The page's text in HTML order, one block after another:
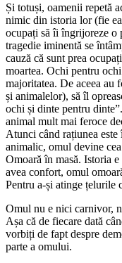
Și totuși, oamenii repetă
nimic din istoria lor (fie
ocupați să îi îngrijoreze o
tragedie iminentă se
cauză că sunt prea
moartea. Ochi pentru
majoritatea. De aceea au
și animalelor), să îl
ochi și dinte pentru
animal mult mai feroce
Atunci când rațiunea
animalic, omul devine
Omoară în masă. Istoria
avea confort, omul
Pentru a-și atinge țelurile
Omul nu e nici carnivor,
Așa că de fiecare dată
vorbiți de fapt despre
parte a omului.